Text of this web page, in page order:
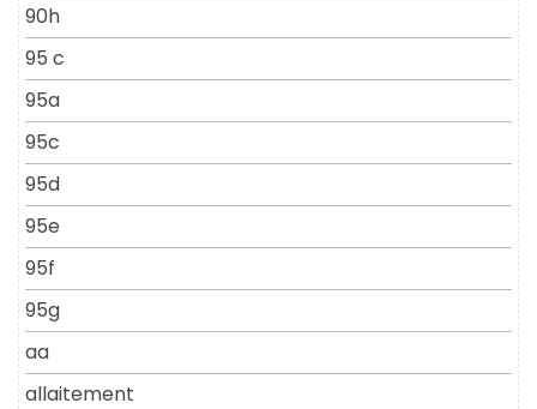
90h
95 c
95a
95c
95d
95e
95f
95g
aa
allaitement